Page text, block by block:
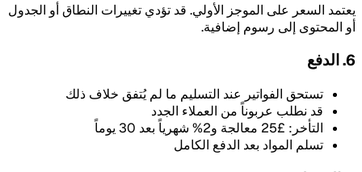
يعتمد السعر على الموجز الأولي. قد تؤدي تغييرات النطاق أو الجدول
أو المحتوى إلى رسوم إضافية.
6. الدفع
تستحق الفواتير عند التسليم ما لم يُتفق خلاف ذلك
قد نطلب عربوناً من العملاء الجدد
التأخر: £25 معالجة و2% شهرياً بعد 30 يوماً
تسلم المواد بعد الدفع الكامل